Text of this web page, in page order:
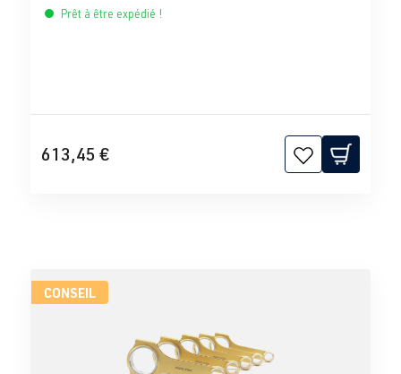
Prêt à être expédié !
613,45 €
CONSEIL